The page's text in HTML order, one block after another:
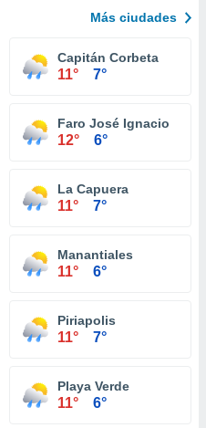
Más ciudades
Capitán Corbeta
11° 7°
Faro José Ignacio
12° 6°
La Capuera
11° 7°
Manantiales
11° 6°
Piriapolis
11° 7°
Playa Verde
11° 6°